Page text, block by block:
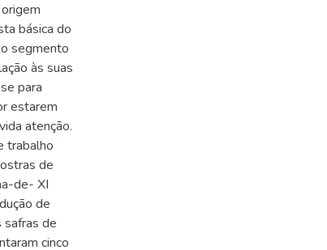
básica do
segmento
às suas
para
estarem
atenção.
trabalho
de
de- XI
de
safras de
cinco